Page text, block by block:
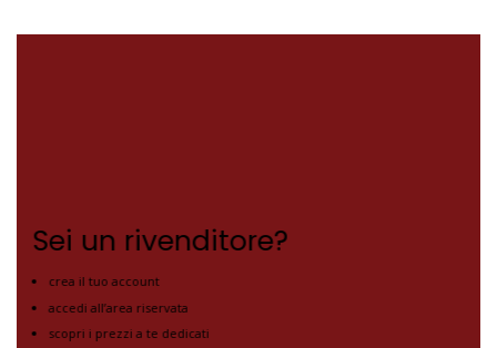
Sei un rivenditore?
crea il tuo account
accedi all’area riservata
scopri i prezzi a te dedicati